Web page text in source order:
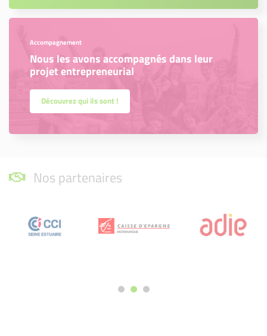
Accompagnement
Nous les avons accompagnés dans leur
projet entrepreneurial
Découvrez qui ils sont !
Nos partenaires